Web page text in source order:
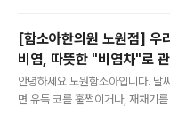
방울(비말) 등을 통해 전파되는 것
염 후 바로 증상이 나타나는 것이
정도의 잠복기를 거친 뒤 증상이 시
염 경로를 정확리 알기 어려운 경
기간 동안 다른 사람에게 전파될
[함소아한의원 노원점] 우
비염, 따뜻한 "비염차"로
안녕하세요 노원함소아입니다. 날
면 유독 코를 훌쩍이거나, 재채기